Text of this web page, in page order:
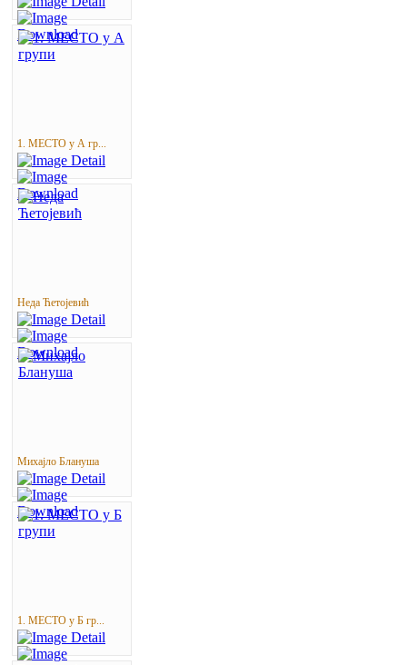
1. МЕСТО у А гр...
Неда Ћетојевић
Михајло Блануша
1. МЕСТО у Б гр...